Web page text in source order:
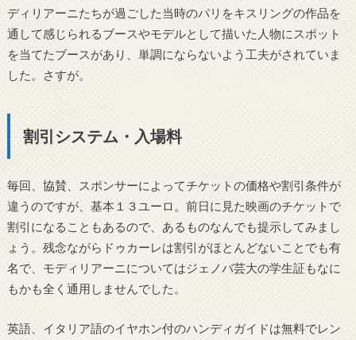
ディリアーニたちが過ごした当時のパリをキスリングの作品を
通して感じられるブースやモデルとして描いた人物にスポット
を当てたブースがあり、単調にならないよう工夫がされていま
した。さすが。
割引システム・入場料
毎回、協賛、スポンサーによってチケットの価格や割引条件が
違うのですが、基本１３ユーロ。前日に見た映画のチケットで
割引になることもあるので、あるものなんでも提示してみまし
ょう。残念ながらドゥカーレは割引がほとんどないことでも有
名で、モディリアーニについてはジェノバ芸大の学生証もなに
もかも全く通用しませんでした。
英語、イタリア語のイヤホン付のハンディガイドは無料でレン